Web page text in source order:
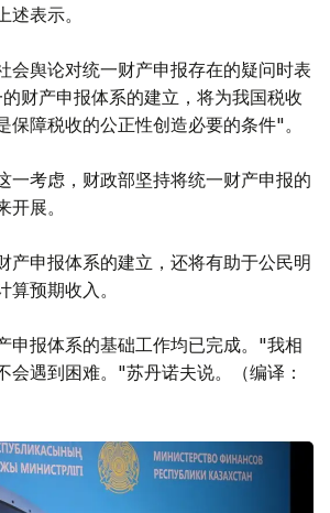
表示。
会舆论对统一财产申报存在的疑问时表
财产申报体系的建立，将为我国税收
保障税收的公正性创造必要的条件"。
一考虑，财政部坚持将统一财产申报的
展。
产申报体系的建立，还将有助于公民明
预期收入。
申报体系的基础工作均已完成。"我相
会遇到困难。"苏丹诺夫说。（编译：